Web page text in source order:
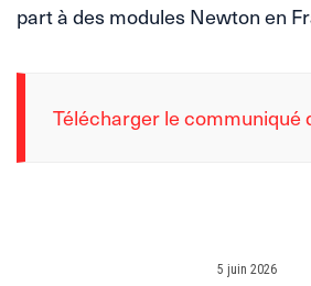
part à des modules Newton en
Télécharger le communiqué
5 juin 2026